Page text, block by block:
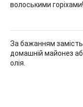
волоськими горіхами!
За бажанням
домашній майонез
олія.